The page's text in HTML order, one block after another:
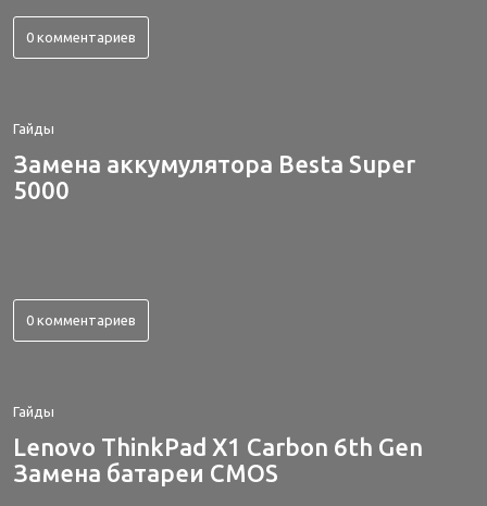
0 комментариев
Гайды
Замена аккумулятора Besta Super
5000
0 комментариев
Гайды
Lenovo ThinkPad X1 Carbon 6th Gen
Замена батареи CMOS